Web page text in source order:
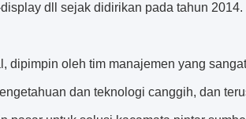
dll sejak didirikan pada tahun 2014.
dipimpin oleh tim manajemen yang
dan teknologi canggih, dan